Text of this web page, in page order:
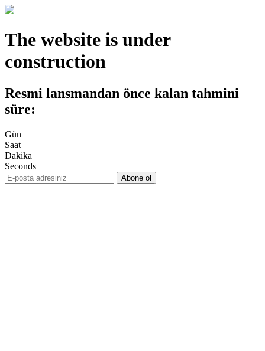
The website is under
construction
Resmi lansmandan önce kalan tahmini
süre:
Gün
Saat
Dakika
Seconds